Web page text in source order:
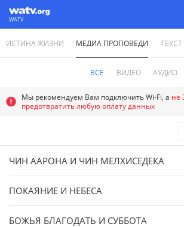
WATV
World Mission Society Church of God
ИСТИНА ЖИЗНИ МЕДИА ПРОПОВЕДИ
ВСЕ ВИДЕО АУДИО
Мы рекомендуем Вам подключить Wi-Fi, а не
предотвратить любую оплату данных
ЧИН ААРОНА И ЧИН МЕЛХИСЕДЕКА
ПОКАЯНИЕ И НЕБЕСА
БОЖЬЯ БЛАГОДАТЬ И СУББОТА